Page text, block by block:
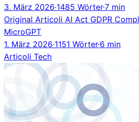
3. März 2026·1485 Wörter·7 min
Original Articoli AI Act GDPR
MicroGPT
1. März 2026·1151 Wörter·6 min
Articoli Tech